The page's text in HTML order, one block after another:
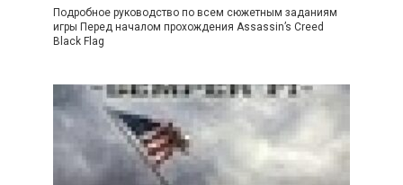
Подробное руководство по всем сюжетным заданиям
игры Перед началом прохождения Assassin’s Creed
Black Flag